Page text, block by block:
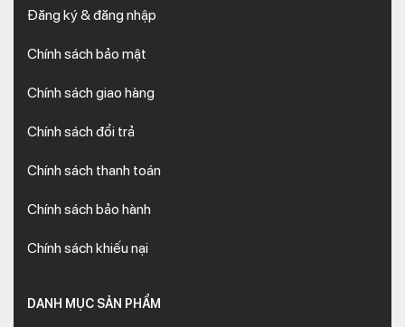
Đăng ký & đăng nhập
Chính sách bảo mật
Chính sách giao hàng
Chính sách đổi trả
Chính sách thanh toán
Chính sách bảo hành
Chính sách khiếu nại
DANH MỤC SẢN PHẨM